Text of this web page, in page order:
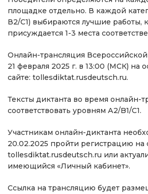
площадке отдельно. В каждой
В2/С1) выбираются лучшие работы,
присуждается 1-3 места
Онлайн-трансляция Всероссийской
21 февраля 2025 г. в 13:00 (МСК) на
сайте: tollesdiktat.rusdeutsch.ru.
Тексты диктанта во время онлайн-
соответствовать уровням А2/B1/С1.
Участникам онлайн-диктанта
20.02.2025 пройти регистрацию на
tollesdiktat.rusdeutsch.ru или
имеющийся «Личный кабинет».
Ссылка на трансляцию будет